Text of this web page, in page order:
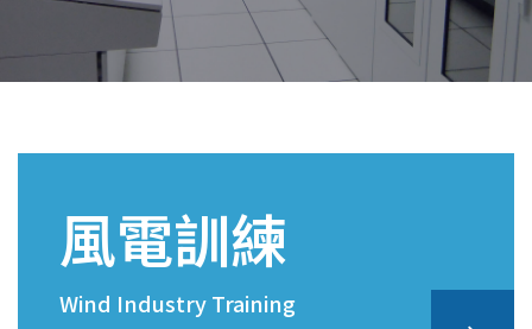
風電訓練
Wind Industry Training